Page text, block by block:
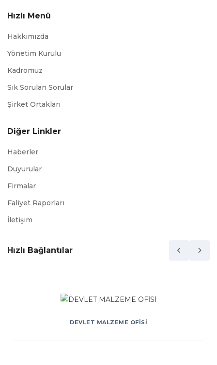
Hızlı Menü
Hakkımızda
Yönetim Kurulu
Kadromuz
Sık Sorulan Sorular
Şirket Ortakları
Diğer Linkler
Haberler
Duyurular
Firmalar
Faliyet Raporları
İletişim
Hızlı Bağlantılar
DEVLET MALZEME OFİSİ